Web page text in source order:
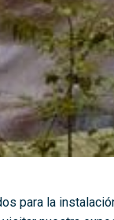
para la